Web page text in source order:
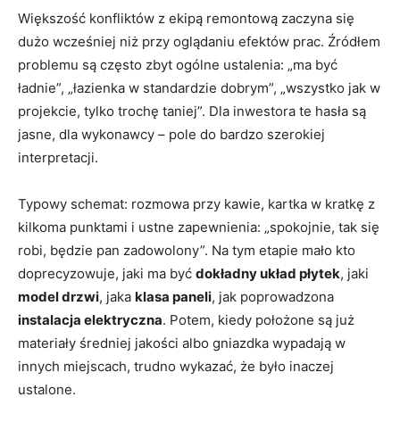
Większość konfliktów z ekipą remontową zaczyna się
dużo wcześniej niż przy oglądaniu efektów prac. Źródłem
problemu są często zbyt ogólne ustalenia: „ma być
ładnie”, „łazienka w standardzie dobrym”, „wszystko jak w
projekcie, tylko trochę taniej”. Dla inwestora te hasła są
jasne, dla wykonawcy – pole do bardzo szerokiej
interpretacji.
Typowy schemat: rozmowa przy kawie, kartka w kratkę z
kilkoma punktami i ustne zapewnienia: „spokojnie, tak się
robi, będzie pan zadowolony”. Na tym etapie mało kto
doprecyzowuje, jaki ma być dokładny układ płytek, jaki
model drzwi, jaka klasa paneli, jak poprowadzona
instalacja elektryczna. Potem, kiedy położone są już
materiały średniej jakości albo gniazdka wypadają w
innych miejscach, trudno wykazać, że było inaczej
ustalone.